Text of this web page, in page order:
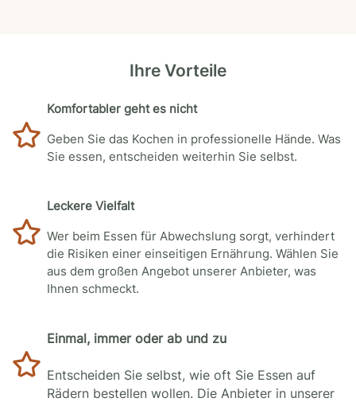
Ihre Vorteile
Komfortabler geht es nicht
Geben Sie das Kochen in professionelle Hände. Was
Sie essen, entscheiden weiterhin Sie selbst.
Leckere Vielfalt
Wer beim Essen für Abwechslung sorgt, verhindert
die Risiken einer einseitigen Ernährung. Wählen Sie
aus dem großen Angebot unserer Anbieter, was
Ihnen schmeckt.
Einmal, immer oder ab und zu
Entscheiden Sie selbst, wie oft Sie Essen auf
Rädern bestellen wollen. Die Anbieter in unserer